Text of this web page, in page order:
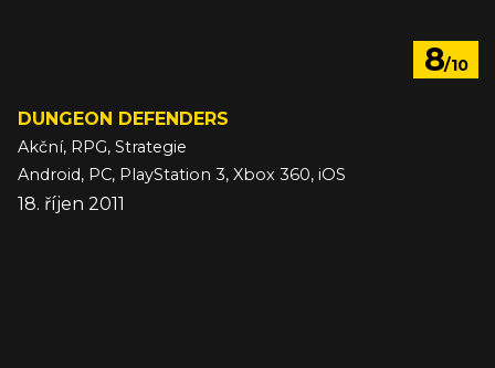
8/10
DUNGEON DEFENDERS
Akční, RPG, Strategie
Android, PC, PlayStation 3, Xbox 360, iOS
18. říjen 2011